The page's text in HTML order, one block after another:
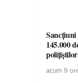
Sancțiuni
145.000
acum 9